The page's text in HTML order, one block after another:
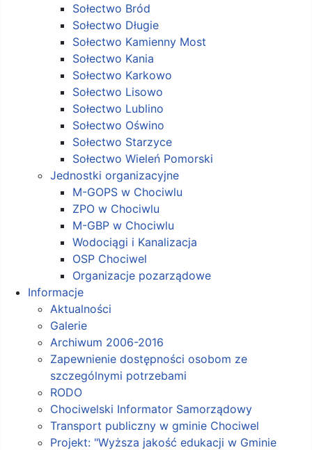
Sołectwo Bród
Sołectwo Długie
Sołectwo Kamienny Most
Sołectwo Kania
Sołectwo Karkowo
Sołectwo Lisowo
Sołectwo Lublino
Sołectwo Oświno
Sołectwo Starzyce
Sołectwo Wieleń Pomorski
Jednostki organizacyjne
M-GOPS w Chociwlu
ZPO w Chociwlu
M-GBP w Chociwlu
Wodociągi i Kanalizacja
OSP Chociwel
Organizacje pozarządowe
Informacje
Aktualności
Galerie
Archiwum 2006-2016
Zapewnienie dostępności osobom ze
szczególnymi potrzebami
RODO
Chociwelski Informator Samorządowy
Transport publiczny w gminie Chociwel
Projekt: "Wyższa jakość edukacji w Gminie